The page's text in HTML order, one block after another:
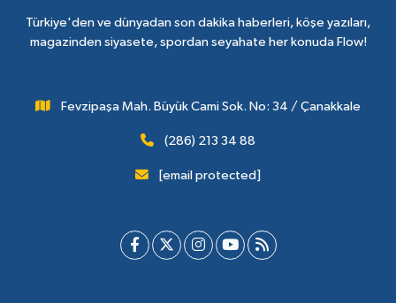
Türkiye'den ve dünyadan son dakika haberleri, köşe yazıları,
magazinden siyasete, spordan seyahate her konuda Flow!
Fevzipaşa Mah. Büyük Cami Sok. No: 34 / Çanakkale
(286) 213 34 88
[email protected]